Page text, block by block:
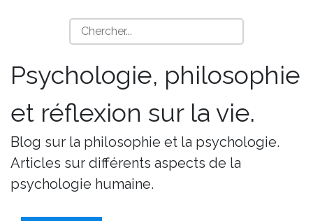
Psychologie, philosophie
et réflexion sur la vie.
Blog sur la philosophie et la psychologie.
Articles sur différents aspects de la
psychologie humaine.